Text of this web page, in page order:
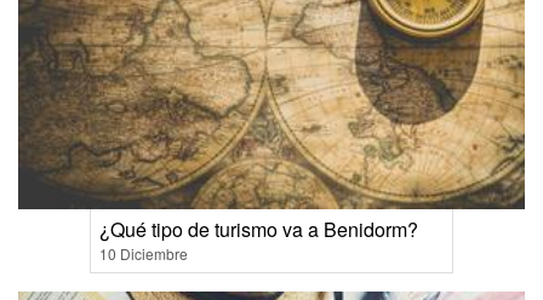
¿Qué tipo de turismo va a Benidorm?
10 Diciembre